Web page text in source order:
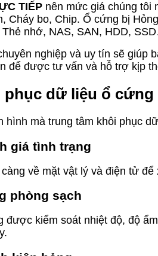
TIẾP nên mức giá chúng tôi
Cháy bo, Chip. Ổ cứng bị
nhớ, NAS, SAN, HDD,
nghiệp và uy tín sẽ giúp
để được tư vấn và hỗ trợ kịp
phục dữ liệu ổ
hình mà trung tâm khôi phục
giá tình trạng
về mặt vật lý và điện tử
phòng sạch
được kiểm soát nhiệt độ, độ